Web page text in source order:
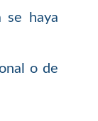
se haya
o de